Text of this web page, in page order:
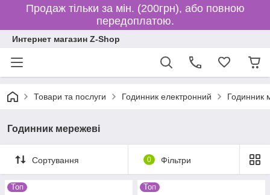
Продаж тільки за мін. (200грн), або повною
передоплатою.
Интернет магазин Z-Shop
Товари та послуги Годинник електронний Годинник
Годинник мережеві
Сортування 0 Фільтри
Топ Топ